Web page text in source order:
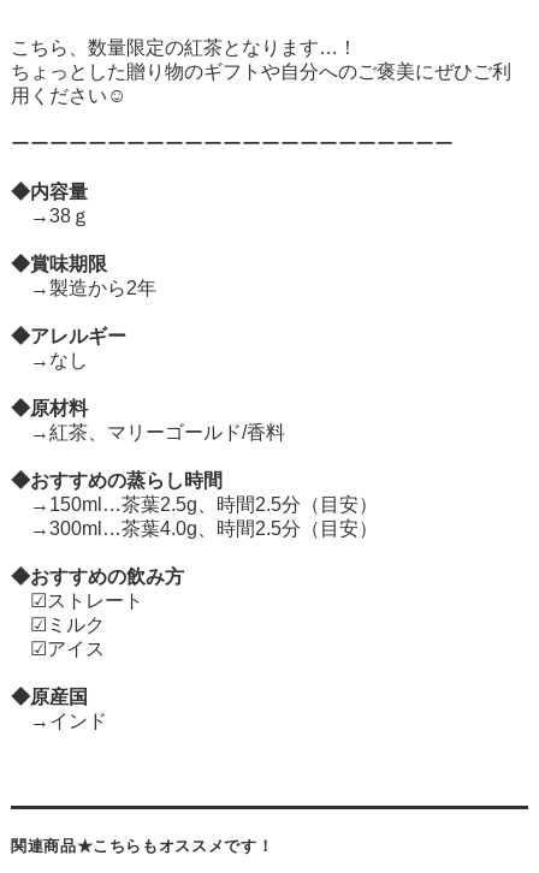
こちら、数量限定の紅茶となります…！
ちょっとした贈り物のギフトや自分へのご褒美にぜひご利
用ください☺
ーーーーーーーーーーーーーーーーーーーーーーー
◆内容量
→38ｇ
◆賞味期限
→製造から2年
◆アレルギー
→なし
◆原材料
→紅茶、マリーゴールド/香料
◆おすすめの蒸らし時間
→150ml…茶葉2.5g、時間2.5分（目安）
→300ml…茶葉4.0g、時間2.5分（目安）
◆おすすめの飲み方
☑ストレート
☑ミルク
☑アイス
◆原産国
→インド
関連商品★こちらもオススメです！